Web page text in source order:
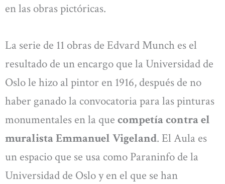
en las obras pictóricas.
La serie de 11 obras de Edvard Munch es el
resultado de un encargo que la Universidad de
Oslo le hizo al pintor en 1916, después de no
haber ganado la convocatoria para las pinturas
monumentales en la que competía contra el
muralista Emmanuel Vigeland. El Aula es
un espacio que se usa como Paraninfo de la
Universidad de Oslo y en el que se han